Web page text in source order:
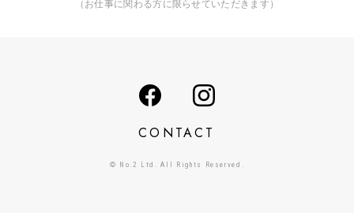
（お仕事に関わる方に限らせていただきます）
CONTACT
© No.2 Ltd. All Rights Reserved.